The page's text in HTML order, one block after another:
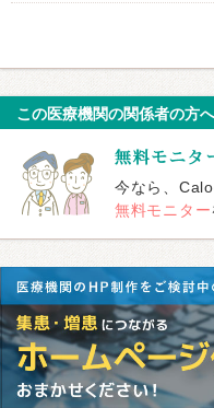
この医療機関の関係者の方へ
今なら、
無料モニター